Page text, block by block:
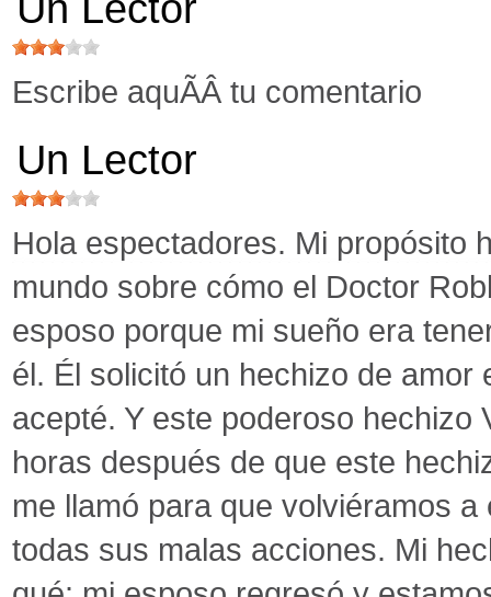
Escribe aquÃÂ­ tu comentario
Un Lector
Hola espectadores. Mi propósito
mundo sobre cómo el Doctor
esposo porque mi sueño era
él. Él solicitó un hechizo de
acepté. Y este poderoso hechizo
horas después de que este
me llamó para que volviéramos
todas sus malas acciones. Mi